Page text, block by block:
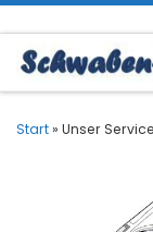
Zum Inhalt
Start» Unser